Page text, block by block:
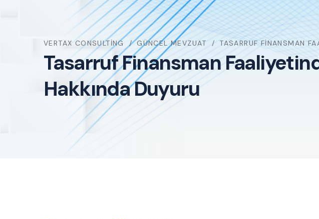
VERTAX CONSULTING GÜNCEL MEVZUAT TASARRUF FINANSMAN
Tasarruf Finansman
Hakkında Duyuru